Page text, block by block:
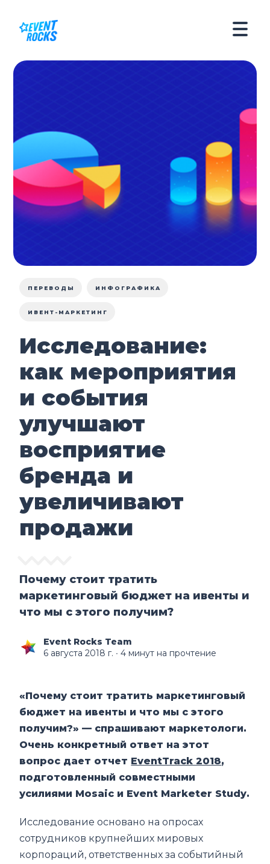
ПЕРЕВОДЫ ИНФОГРАФИКА
ИВЕНТ-МАРКЕТИНГ
Исследование:
как мероприятия
и события
улучшают
восприятие
бренда и
увеличивают
продажи
Почему стоит тратить
маркетинговый бюджет на ивенты и
что мы с этого получим?
Event Rocks Team
6 августа 2018 г. ∙ 4 минут на прочтение
«Почему стоит тратить маркетинговый
бюджет на ивенты и что мы с этого
получим?» — спрашивают маркетологи.
Очень конкретный ответ на этот
вопрос дает отчет EventTrack 2018,
подготовленный совместными
усилиями Mosaic и Event Marketer Study.
Исследование основано на опросах
сотрудников крупнейших мировых
корпораций, ответственных за событийный